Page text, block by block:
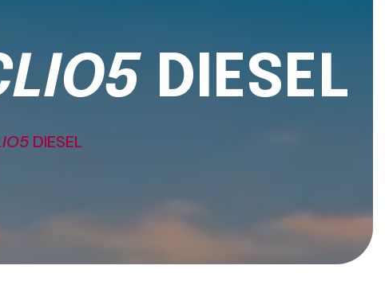
LIO5 DIESEL
DIESEL